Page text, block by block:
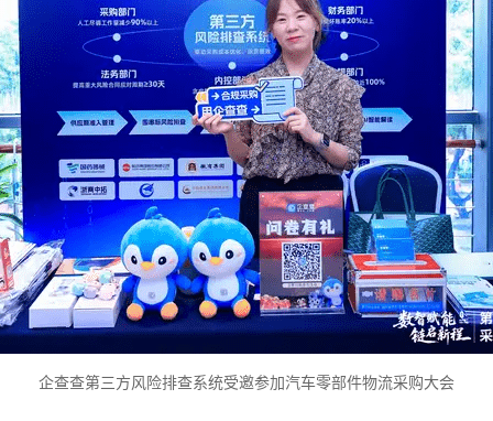
企查查第三方风险排查系统受邀参加汽车零部件物流采购大会